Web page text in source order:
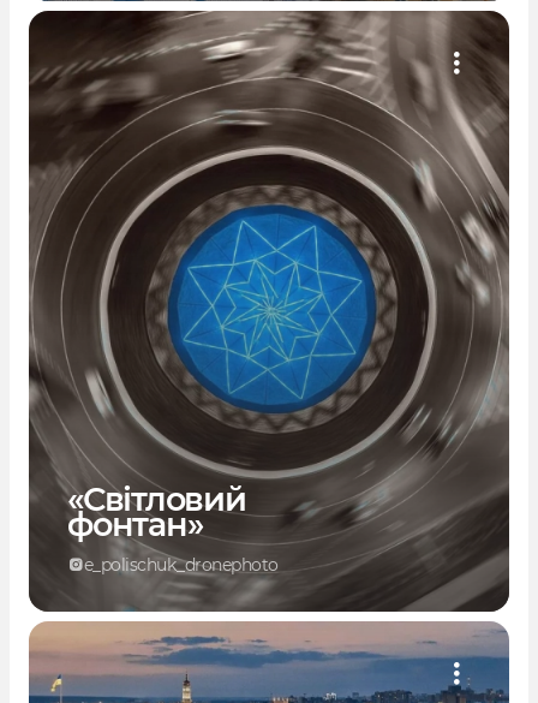
«Світловий
фонтан»
e_polischuk_dronephoto